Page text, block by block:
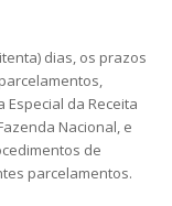
dias, os prazos
da Receita
Nacional, e
de
parcelamentos.